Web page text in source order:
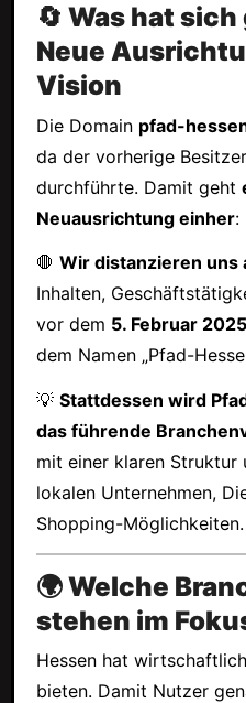
🔄 Was hat
Neue
Vision
Die Domain pfad-
da der vorherige
durchführte. Damit geht
Neuausrichtung einher:
🛑 Wir distanzieren uns
Inhalten,
vor dem 5. Februar 2025
dem Namen „Pfad-
💡 Stattdessen wird
das führende
mit einer klaren Struktur
lokalen Unternehmen,
Shopping-Möglichkeiten.
🌍 Welche
stehen im
Hessen hat
bieten. Damit Nutzer